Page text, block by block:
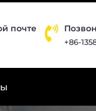
почте
+86-